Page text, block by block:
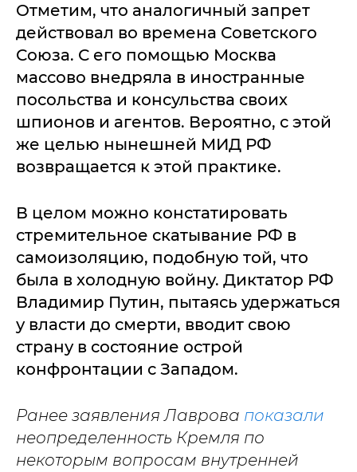
Отметим, что аналогичный запрет
действовал во времена Советского
Союза. С его помощью Москва
массово внедряла в иностранные
посольства и консульства своих
шпионов и агентов. Вероятно, с этой
же целью нынешней МИД РФ
возвращается к этой практике.
В целом можно констатировать
стремительное скатывание РФ в
самоизоляцию, подобную той, что
была в холодную войну. Диктатор РФ
Владимир Путин, пытаясь удержаться
у власти до смерти, вводит свою
страну в состояние острой
конфронтации с Западом.
Ранее заявления Лаврова показали
неопределенность Кремля по
некоторым вопросам внутренней